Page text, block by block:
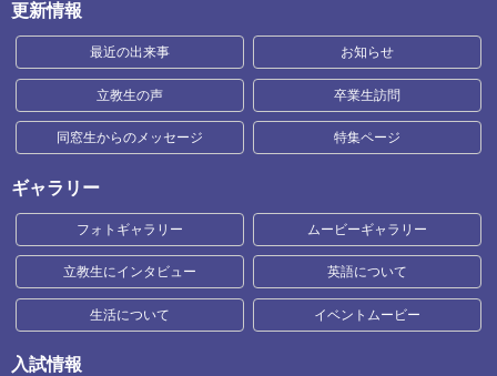
更新情報
最近の出来事 お知らせ
立教生の声 卒業生訪問
同窓生からのメッセージ 特集ページ
ギャラリー
フォトギャラリー ムービーギャラリー
立教生にインタビュー 英語について
生活について イベントムービー
入試情報